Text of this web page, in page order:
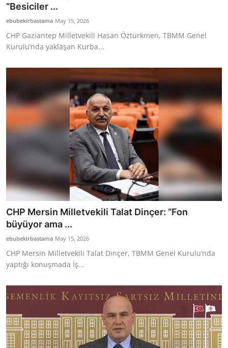
“Besiciler ...
ebubekirbastama May 15, 2026
CHP Gaziantep Milletvekili Hasan Öztürkmen, TBMM Genel
Kurulu’nda yaklaşan Kurba...
CHP Mersin Milletvekili Talat Dinçer: “Fon
büyüyor ama ...
ebubekirbastama May 15, 2026
CHP Mersin Milletvekili Talat Dinçer, TBMM Genel Kurulu’nda
yaptığı konuşmada İş...